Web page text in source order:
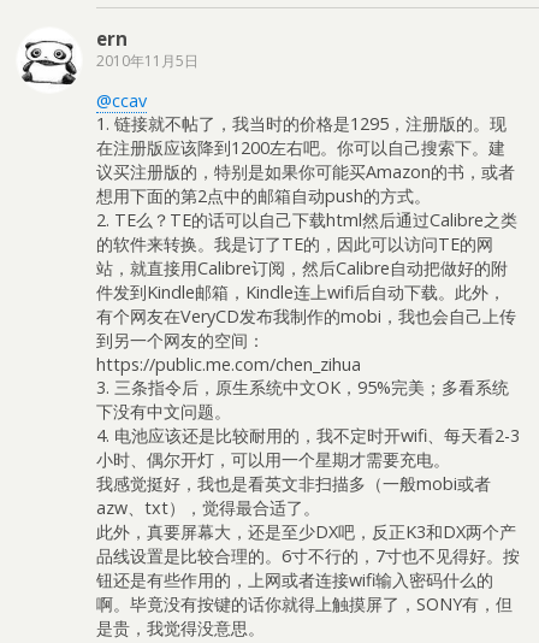
ern
2010年11月5日
@ccav
1. 链接就不帖了，我当时的价格是1295，注册版的。现
在注册版应该降到1200左右吧。你可以自己搜索下。建
议买注册版的，特别是如果你可能买Amazon的书，或者
想用下面的第2点中的邮箱自动push的方式。
2. TE么？TE的话可以自己下载html然后通过Calibre之类
的软件来转换。我是订了TE的，因此可以访问TE的网
站，就直接用Calibre订阅，然后Calibre自动把做好的附
件发到Kindle邮箱，Kindle连上wifi后自动下载。此外，
有个网友在VeryCD发布我制作的mobi，我也会自己上传
到另一个网友的空间：
https://public.me.com/chen_zihua
3. 三条指令后，原生系统中文OK，95%完美；多看系统
下没有中文问题。
4. 电池应该还是比较耐用的，我不定时开wifi、每天看2-3
小时、偶尔开灯，可以用一个星期才需要充电。
我感觉挺好，我也是看英文非扫描多（一般mobi或者
azw、txt），觉得最合适了。
此外，真要屏幕大，还是至少DX吧，反正K3和DX两个产
品线设置是比较合理的。6寸不行的，7寸也不见得好。按
钮还是有些作用的，上网或者连接wifi输入密码什么的
啊。毕竟没有按键的话你就得上触摸屏了，SONY有，但
是贵，我觉得没意思。